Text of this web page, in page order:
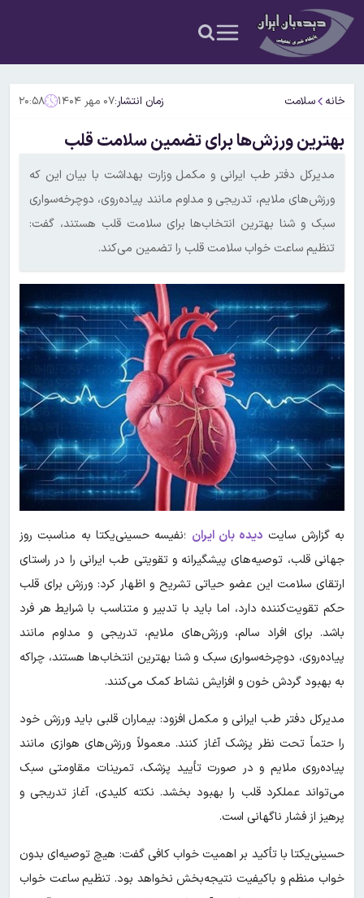
خانه سلامت زمان انتشار:۰۷ مهر ۱۴۰۴ ۲۰:۵۸
بهترین ورزش‌ها برای تضمین سلامت قلب
مدیرکل دفتر طب ایرانی و مکمل وزارت بهداشت با بیان این که
ورزش‌های ملایم، تدریجی و مداوم مانند پیاده‌روی، دوچرخه‌سواری
سبک و شنا بهترین انتخاب‌ها برای سلامت قلب هستند، گفت:
تنظیم ساعت خواب سلامت قلب را تضمین می‌کند.
به گزارش سایت دیده بان ایران ؛نفیسه حسینی‌یکتا به مناسبت روز
جهانی قلب، توصیه‌های پیشگیرانه و تقویتی طب ایرانی را در راستای
ارتقای سلامت این عضو حیاتی تشریح و اظهار کرد: ورزش برای قلب
حکم تقویت‌کننده دارد، اما باید با تدبیر و متناسب با شرایط هر فرد
باشد. برای افراد سالم، ورزش‌های ملایم، تدریجی و مداوم مانند
پیاده‌روی، دوچرخه‌سواری سبک و شنا بهترین انتخاب‌ها هستند، چراکه
به بهبود گردش خون و افزایش نشاط کمک می‌کنند.
مدیرکل دفتر طب ایرانی و مکمل افزود: بیماران قلبی باید ورزش خود
را حتماً تحت نظر پزشک آغاز کنند. معمولاً ورزش‌های هوازی مانند
پیاده‌روی ملایم و در صورت تأیید پزشک، تمرینات مقاومتی سبک
می‌تواند عملکرد قلب را بهبود بخشد. نکته کلیدی، آغاز تدریجی و
پرهیز از فشار ناگهانی است.
حسینی‌یکتا با تأکید بر اهمیت خواب کافی گفت: هیچ توصیه‌ای بدون
خواب منظم و باکیفیت نتیجه‌بخش نخواهد بود. تنظیم ساعت خواب